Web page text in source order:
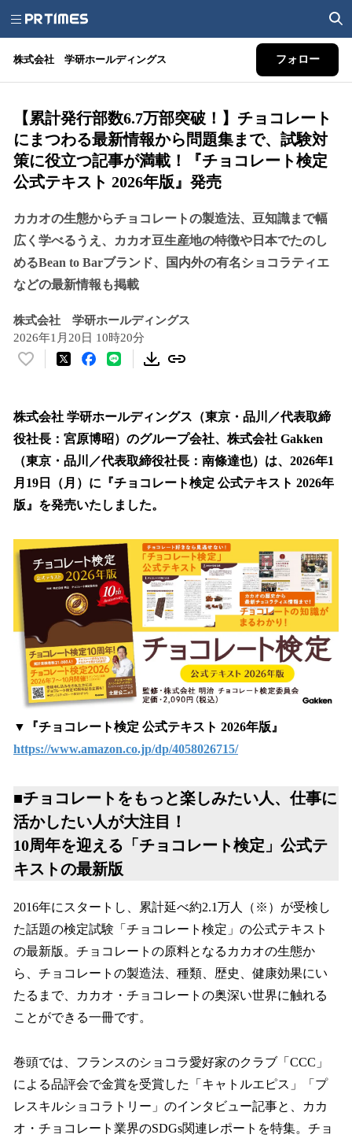
株式会社 学研ホールディングス フォロー
【累計発行部数6.7万部突破！】チョコレート
にまつわる最新情報から問題集まで、試験対
策に役立つ記事が満載！『チョコレート検定
公式テキスト 2026年版』発売
カカオの生態からチョコレートの製造法、豆知識まで幅
広く学べるうえ、カカオ豆生産地の特徴や日本でたのし
めるBean to Barブランド、国内外の有名ショコラティエ
などの最新情報も掲載
株式会社 学研ホールディングス
2026年1月20日 10時20分
い
！
数
を
読
み
み
で
す
株式会社 学研ホールディングス（東京・品川／代表取締
役社長：宮原博昭）のグループ会社、株式会社 Gakken
（東京・品川／代表取締役社長：南條達也）は、2026年1
月19日（月）に『チョコレート検定 公式テキスト 2026年
版』を発売いたしました。
▼『チョコレート検定 公式テキスト 2026年版』
https://www.amazon.co.jp/dp/4058026715/
■チョコレートをもっと楽しみたい人、仕事に
活かしたい人が大注目！
10周年を迎える「チョコレート検定」公式テ
キストの最新版
2016年にスタートし、累計延べ約2.1万人（※）が受検し
た話題の検定試験「チョコレート検定」の公式テキスト
の最新版。チョコレートの原料となるカカオの生態か
ら、チョコレートの製造法、種類、歴史、健康効果にい
たるまで、カカオ・チョコレートの奥深い世界に触れる
ことができる一冊です。
巻頭では、フランスのショコラ愛好家のクラブ「CCC」
による品評会で金賞を受賞した「キャトルエピス」「プ
レスキルショコラトリー」のインタビュー記事と、カカ
オ・チョコレート業界のSDGs関連レポートを特集。チョ